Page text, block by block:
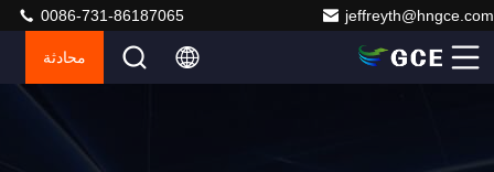
jeffreyth@hngce.com
0086-731-86187065
محادثة